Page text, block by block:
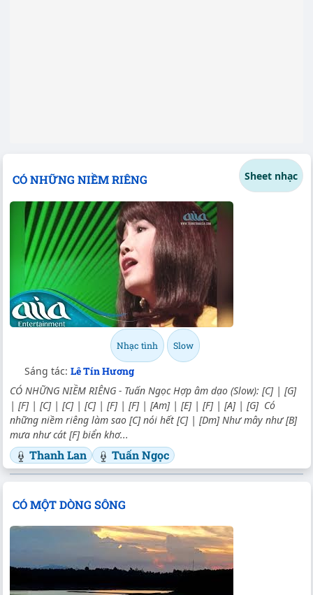
CÓ NHỮNG NIỀM RIÊNG Sheet nhạc
Nhạc tình Slow
Sáng tác: Lê Tín Hương
CÓ NHỮNG NIỀM RIÊNG - Tuấn Ngọc Hợp âm dạo (Slow): [C] | [G]
| [F] | [C] | [C] | [C] | [F] | [F] | [Am] | [E] | [F] | [A] | [G] Có
những niềm riêng làm sao [C] nói hết [C] | [Dm] Như mây như [B]
mưa như cát [F] biển khơ...
Thanh Lan Tuấn Ngọc
CÓ MỘT DÒNG SÔNG